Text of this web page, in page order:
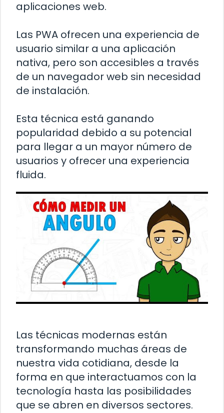
aplicaciones web.
Las PWA ofrecen una experiencia de
usuario similar a una aplicación
nativa, pero son accesibles a través
de un navegador web sin necesidad
de instalación.
Esta técnica está ganando
popularidad debido a su potencial
para llegar a un mayor número de
usuarios y ofrecer una experiencia
fluida.
Las técnicas modernas están
transformando muchas áreas de
nuestra vida cotidiana, desde la
forma en que interactuamos con la
tecnología hasta las posibilidades
que se abren en diversos sectores.